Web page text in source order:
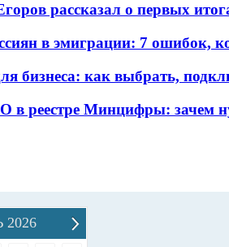
рассказал о первых
в эмиграции: 7 ошибок,
бизнеса: как выбрать,
в реестре Минцифры: зачем